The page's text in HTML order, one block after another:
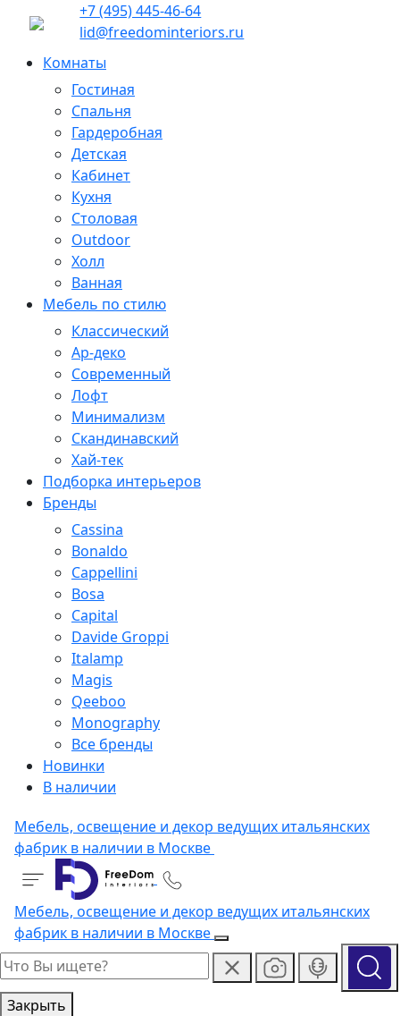
+7 (495) 445-46-64
lid@freedominteriors.ru
Комнаты
Гостиная
Спальня
Гардеробная
Детская
Кабинет
Кухня
Столовая
Outdoor
Холл
Ванная
Мебель по стилю
Классический
Ар-деко
Современный
Лофт
Минимализм
Скандинавский
Хай-тек
Подборка интерьеров
Бренды
Cassina
Bonaldo
Cappellini
Bosa
Capital
Davide Groppi
Italamp
Magis
Qeeboo
Monography
Все бренды
Новинки
В наличии
Мебель, освещение и декор ведущих итальянских
фабрик в наличии в Москве
Мебель, освещение и декор ведущих итальянских
фабрик в наличии в Москве
Закрыть